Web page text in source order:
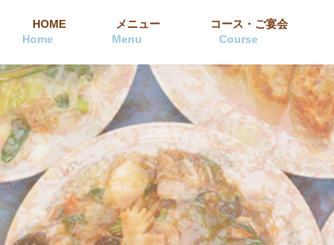
HOME
Home
メニュー
Menu
コース・ご宴会
Course